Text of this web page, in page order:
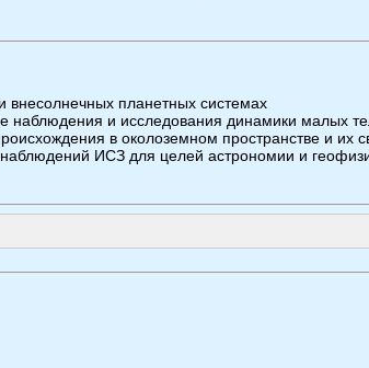
планетных системах
наблюдения и исследования динамики малых
в околоземном пространстве и
ИСЗ для целей астрономии и